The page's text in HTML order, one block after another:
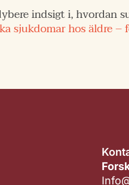
indsigt i, hvordan
sjukdomar hos äldre –